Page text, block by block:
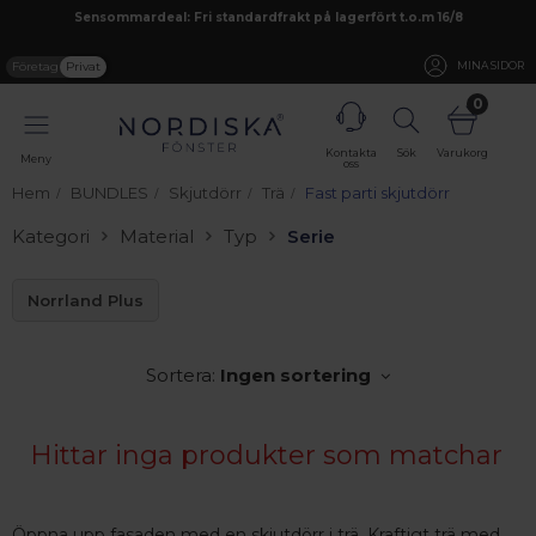
Sensommardeal: Fri standardfrakt på lagerfört t.o.m 16/8
Företag Privat MINA SIDOR
Meny
Kontakta
oss
Sök
0
Varukorg
Hem BUNDLES Skjutdörr Trä Fast parti skjutdörr
Kategori Material Typ Serie
Norrland Plus
Sortera: Ingen sortering
Hittar inga produkter som matchar